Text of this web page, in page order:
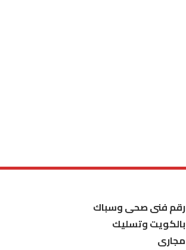
رقم فنى صحى وسباك
بالكويت وتسليك
مجارى